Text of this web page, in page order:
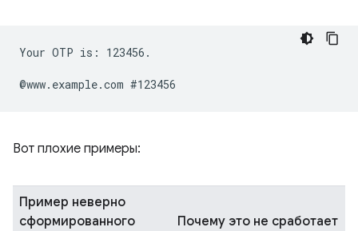
Your OTP is: 123456.
Вот плохие примеры:
Пример неверно
сформированного
Почему это не сработает